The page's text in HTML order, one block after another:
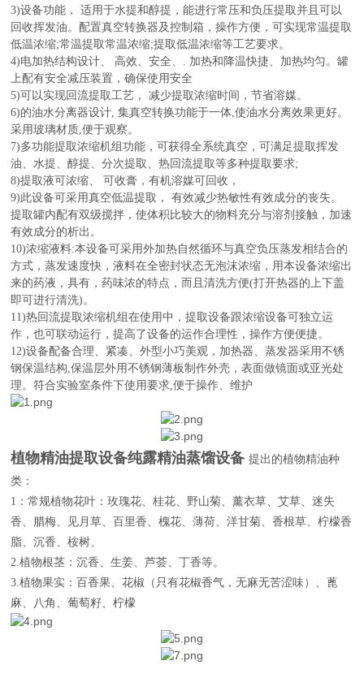
3)设备功能， 适用于水提和醇提，能进行常压和负压提取并且可以
回收挥发油。配置真空转换器及控制箱，操作方便，可实现常温提取
低温浓缩;常温提取常温浓缩;提取低温浓缩等工艺要求。
4)电加热结构设计、 高效、安全、. 加热和降温快捷、加热均匀。罐
上配有安全减压装置，确保使用安全
5)可以实现回流提取工艺， 减少提取浓缩时间，节省溶媒。
6)的油水分离器设计, 集真空转换功能于一体,使油水分离效果更好。
采用玻璃材质,便于观察。
7)多功能提取浓缩机组功能，可获得全系统真空，可满足提取挥发
油、水提、醇提、分次提取、热回流提取等多种提取要求;
8)提取液可浓缩、 可收膏，有机溶媒可回收，
9)此设备可采用真空低温提取， 有效减少热敏性有效成分的丧失。
提取罐内配有双级搅拌，使体积比较大的物料充分与溶剂接触，加速
有效成分的析出。
10)浓缩液料:本设备可采用外加热自然循环与真空负压蒸发相结合的
方式，蒸发速度快，液料在全密封状态无泡沫浓缩，用本设备浓缩出
来的药液，具有，药味浓的特点，而且清洗方便(打开热器的上下盖
即可进行清洗)。
11)热回流提取浓缩机组在使用中，提取设备跟浓缩设备可独立运
作，也可联动运行，提高了设备的运作合理性，操作方便便捷。
12)设备配备合理、紧凑、外型小巧美观，加热器、蒸发器采用不锈
钢保温结构,保温层外用不锈钢薄板制作外壳，表面做镜面或亚光处
理。符合实验室条件下使用要求,便于操作、维护
植物精油提取设备纯露精油蒸馏设备 提出的植物精油种
类：
1：常规植物花叶：玫瑰花、桂花、野山菊、薰衣草、艾草、迷失
香、腊梅、见月草、百里香、槐花、薄荷、洋甘菊、香根草、柠檬香
脂、沉香、桉树、
2.植物根茎：沉香、生姜、芦荟、丁香等。
3.植物果实：百香果、花椒（只有花椒香气，无麻无苦涩味）、蓖
麻、八角、葡萄籽、柠檬